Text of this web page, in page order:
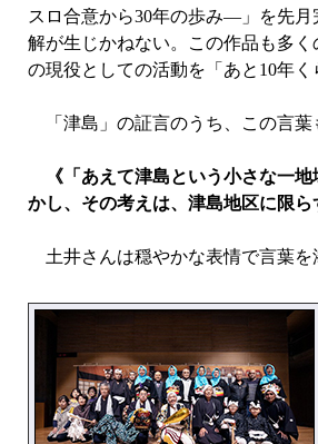
スロ合意から30年の歩み—」を先
解が生じかねない。この作品も多
の現役としての活動を「あと10年
「津島」の証言のうち、この言葉
《「あえて津島という小さな一地
かし、その考えは、津島地区に限
土井さんは穏やかな表情で言葉を